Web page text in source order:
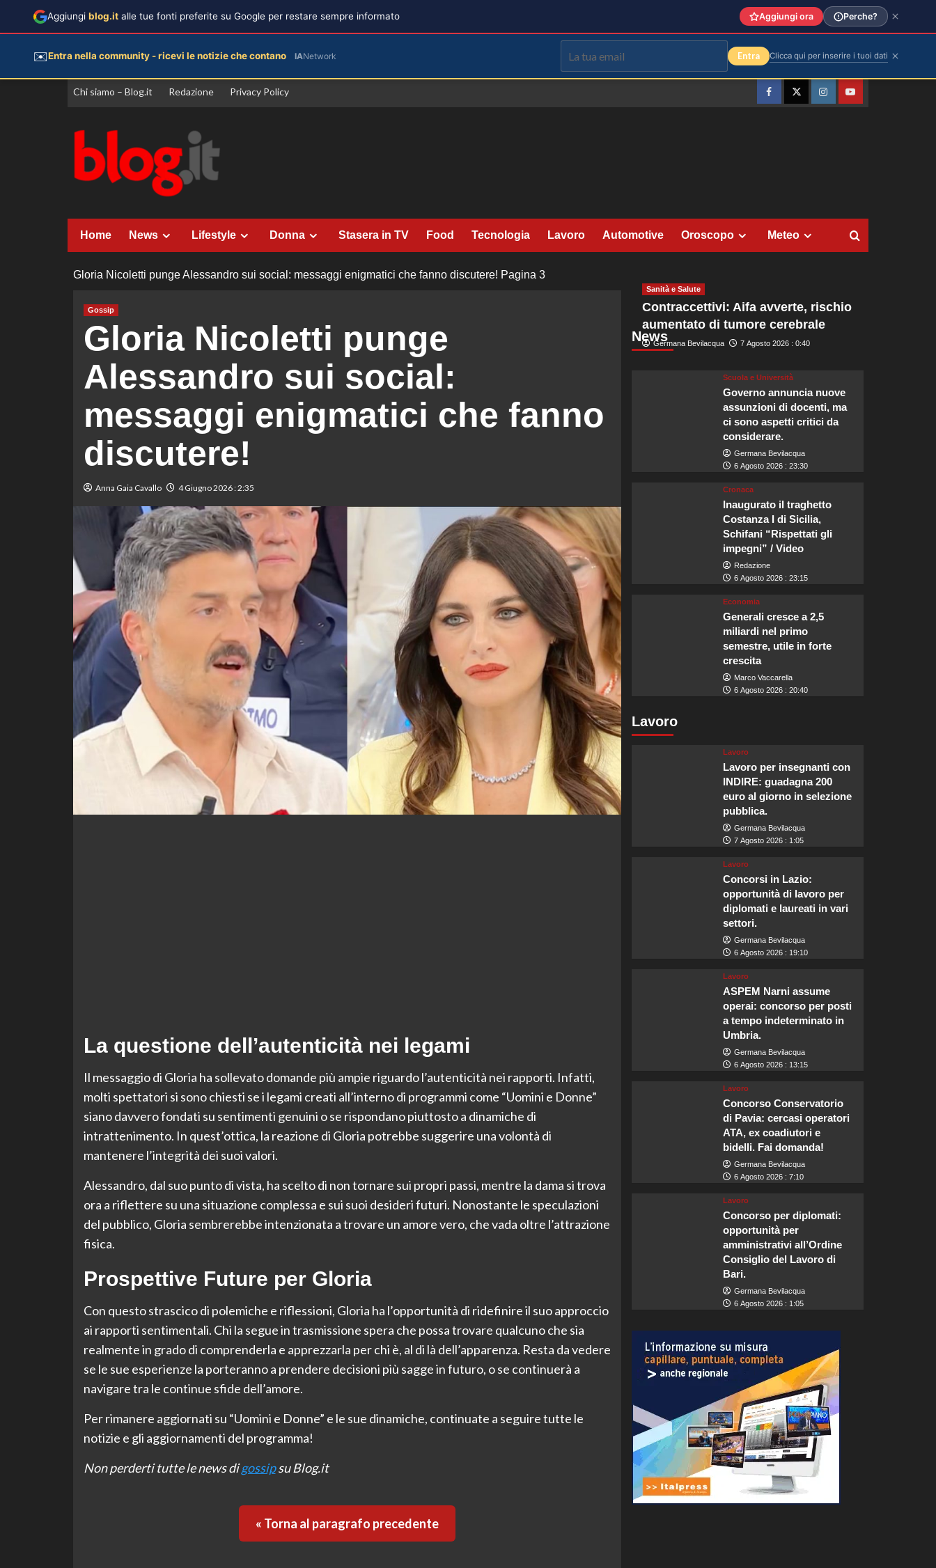
Vai
Chi siamo – Blog.it Redazione Privacy Policy
FacebookTwitterInstagramYouTube
Home News Lifestyle Donna Stasera in TV Food Tecnologia Lavoro Automotive Oroscopo Meteo
Gloria Nicoletti punge Alessandro sui social: messaggi enigmatici che fanno discutere! Pagina 3
Gossip
Gloria Nicoletti punge
Alessandro sui social:
messaggi enigmatici che fanno
discutere!
Anna Gaia Cavallo 4 Giugno 2026 : 2:35
La questione dell’autenticità nei legami
Il messaggio di Gloria ha sollevato domande più ampie riguardo l’autenticità nei rapporti. Infatti,
molti spettatori si sono chiesti se i legami creati all’interno di programmi come “Uomini e Donne”
siano davvero fondati su sentimenti genuini o se rispondano piuttosto a dinamiche di
intrattenimento. In quest’ottica, la reazione di Gloria potrebbe suggerire una volontà di
mantenere l’integrità dei suoi valori.
Alessandro, dal suo punto di vista, ha scelto di non tornare sui propri passi, mentre la dama si trova
ora a riflettere su una situazione complessa e sui suoi desideri futuri. Nonostante le speculazioni
del pubblico, Gloria sembrerebbe intenzionata a trovare un amore vero, che vada oltre l’attrazione
fisica.
Prospettive Future per Gloria
Con questo strascico di polemiche e riflessioni, Gloria ha l’opportunità di ridefinire il suo approccio
ai rapporti sentimentali. Chi la segue in trasmissione spera che possa trovare qualcuno che sia
realmente in grado di comprenderla e apprezzarla per chi è, al di là dell’apparenza. Resta da vedere
se le sue esperienze la porteranno a prendere decisioni più sagge in futuro, o se continuerà a
navigare tra le continue sfide dell’amore.
Per rimanere aggiornati su “Uomini e Donne” e le sue dinamiche, continuate a seguire tutte le
notizie e gli aggiornamenti del programma!
Non perderti tutte le news digossipsu Blog.it
« Torna al paragrafo precedente
News
Sanità e Salute
Contraccettivi: Aifa avverte, rischio
aumentato di tumore cerebrale
Germana Bevilacqua 7 Agosto 2026 : 0:40
Scuola e Università
Governo annuncia nuove
assunzioni di docenti, ma
ci sono aspetti critici da
considerare.
Germana Bevilacqua
6 Agosto 2026 : 23:30
Cronaca
Inaugurato il traghetto
Costanza I di Sicilia,
Schifani “Rispettati gli
impegni” / Video
Redazione
6 Agosto 2026 : 23:15
Economia
Generali cresce a 2,5
miliardi nel primo
semestre, utile in forte
crescita
Marco Vaccarella
6 Agosto 2026 : 20:40
Lavoro
Lavoro
Lavoro per insegnanti con
INDIRE: guadagna 200
euro al giorno in selezione
pubblica.
Germana Bevilacqua
7 Agosto 2026 : 1:05
Lavoro
Concorsi in Lazio:
opportunità di lavoro per
diplomati e laureati in vari
settori.
Germana Bevilacqua
6 Agosto 2026 : 19:10
Lavoro
ASPEM Narni assume
operai: concorso per posti
a tempo indeterminato in
Umbria.
Germana Bevilacqua
6 Agosto 2026 : 13:15
Lavoro
Concorso Conservatorio
di Pavia: cercasi operatori
ATA, ex coadiutori e
bidelli. Fai domanda!
Germana Bevilacqua
6 Agosto 2026 : 7:10
Lavoro
Concorso per diplomati:
opportunità per
amministrativi all’Ordine
Consiglio del Lavoro di
Bari.
Germana Bevilacqua
6 Agosto 2026 : 1:05
Aggiungi blog.it alle tue fonti preferite su Google per restare sempre informato Aggiungi ora Perche?
✉️Entra nella community - ricevi le notizie che contano IANetwork Entra Clicca qui per inserire i tuoi dati